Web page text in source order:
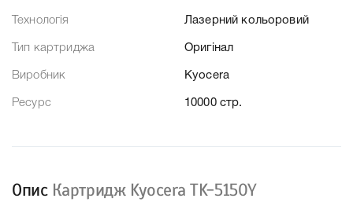
Технологія Лазерний кольоровий
Тип картриджа Оригінал
Виробник Kyocera
Ресурс 10000 стр.
Опис Картридж Kyocera TK-5150Y